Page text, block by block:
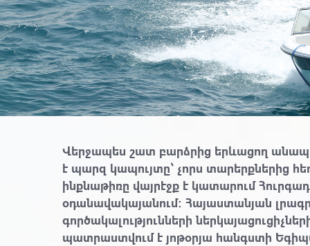
Վերջապես շատ բարձրից երևացող
է պարզ կապույտը՝ չորս տարերքներից
ինքնաթիռը վայրէջք է կատարում
օդանավակայանում։ Հայաստանյան
գործակալությունների
պատրաստվում է յոթօրյա հանգստի